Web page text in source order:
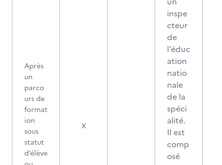
Après
un
parco
urs de
format
ion
sous
statut
d’élève
X
inspe
cteur
de
l'éduc
ation
natio
nale
de la
spéci
alité.
Il est
comp
osé